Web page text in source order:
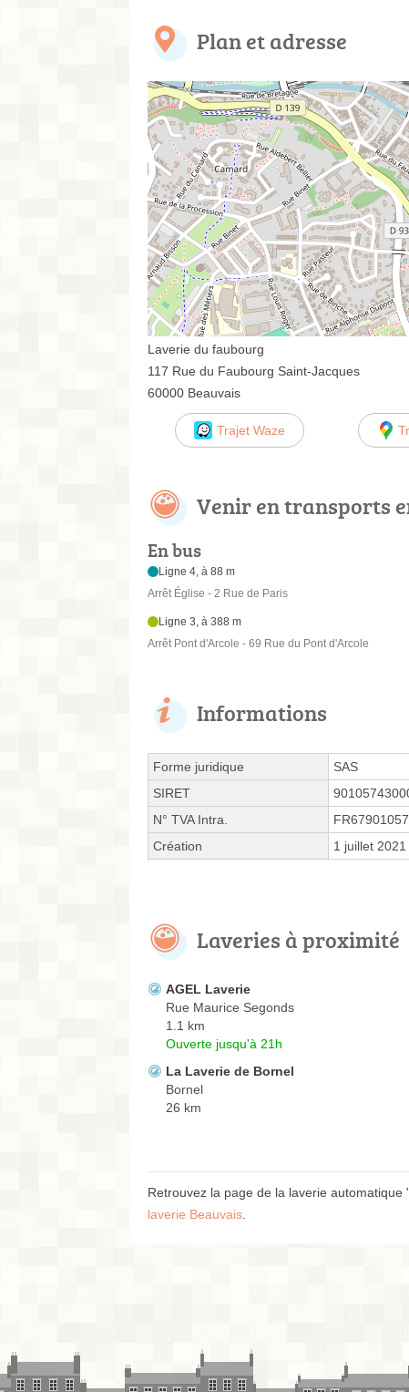
Plan et adresse
Laverie du faubourg
117 Rue du Faubourg Saint-Jacques
60000 Beauvais
Trajet Waze
Venir en transports
En bus
Ligne 4, à 88 m
Arrêt Église - 2 Rue de Paris
Ligne 3, à 388 m
Arrêt Pont d'Arcole - 69 Rue du Pont d'Arcole
Informations
Forme juridique
SAS
SIRET
N° TVA Intra.
Création
1 juillet 2021
Laveries à proximité
AGEL Laverie
Rue Maurice Segonds
1.1 km
Ouverte jusqu'à 21h
La Laverie de Bornel
Bornel
26 km
Retrouvez la page de la laverie
laverie Beauvais.